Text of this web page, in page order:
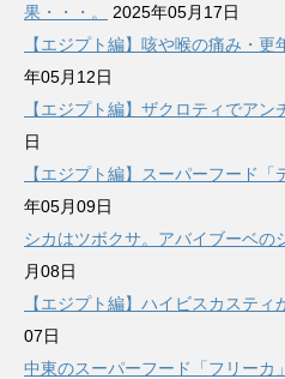
果・・・。
2025年05月17日
【エジプト編】咳や喉の痛み・更
年05月12日
【エジプト編】ザクロティでアン
日
【エジプト編】スーパーフード「
年05月09日
シカはツボクサ。アバイブーベの
月08日
【エジプト編】ハイビスカスティ
07日
中東のスーパーフード「フリーカ